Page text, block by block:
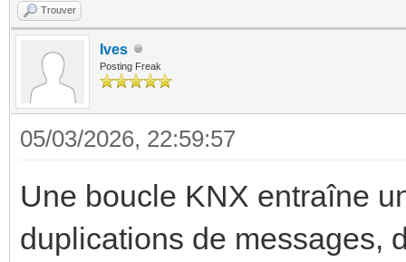
Trouver
Ives
Posting Freak
05/03/2026, 22:59:57
Une boucle KNX entraîne
duplications de messages,